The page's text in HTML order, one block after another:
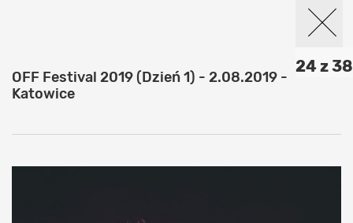
24 z 38
OFF Festival 2019 (Dzień 1) - 2.08.2019 -
Katowice